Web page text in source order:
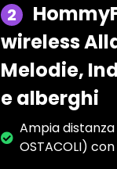
2
wireless
Melodie,
e alberghi
Ampia
OSTACOLI)